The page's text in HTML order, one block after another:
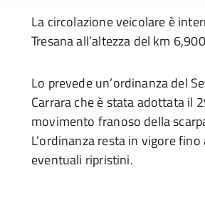
La circolazione veicolare è
Tresana all’altezza del km
Lo prevede un’ordinanza del
Carrara che è stata adottata il
movimento franoso della
L’ordinanza resta in vigore
eventuali ripristini.